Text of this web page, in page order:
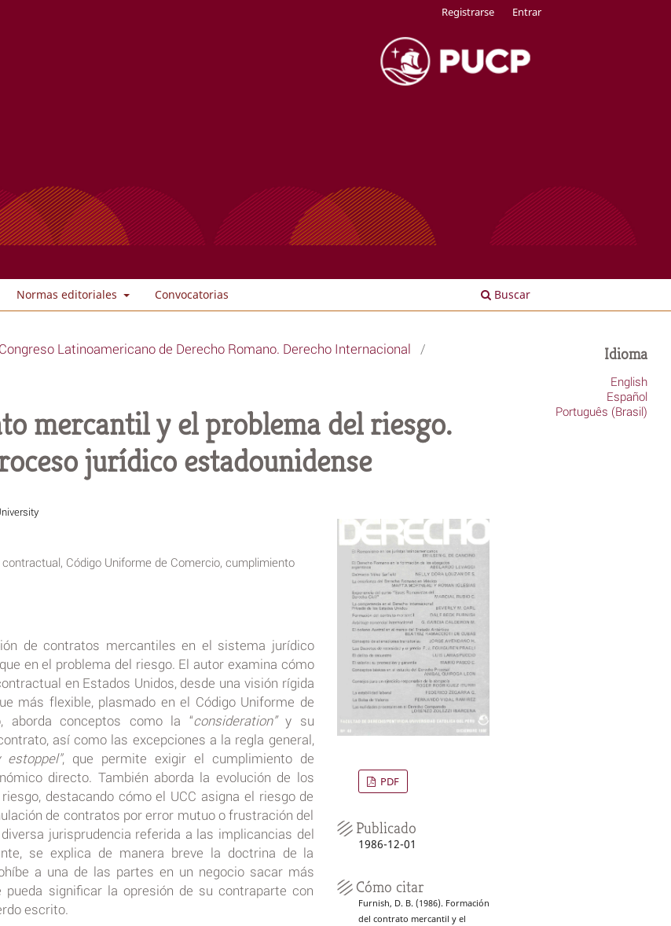
Normas editoriales Convocatorias Buscar
Registrarse Entrar
Latinoamericano de Derecho Romano. Derecho Internacional /
mercantil y el problema del riesgo.
jurídico estadounidense
Código Uniforme de Comercio, cumplimiento
de contratos mercantiles en el sistema jurídico
en el problema del riesgo. El autor examina cómo
en Estados Unidos, desde una visión rígida
más flexible, plasmado en el Código Uniforme de
aborda conceptos como la “consideration”y su
así como las excepciones a la regla general,
estoppel", que permite exigir el cumplimiento de
directo. También aborda la evolución de los
destacando cómo el UCC asigna el riesgo de
de contratos por error mutuo o frustración del
jurisprudencia referida a las implicancias del
se explica de manera breve la doctrina de la
a una de las partes en un negocio sacar más
pueda significar la opresión de su contraparte con
escrito.
PDF
Publicado
1986-12-01
Cómo citar
Furnish, D. B. (1986). Formación
del contrato mercantil y el
Idioma
English
Español
Português (Brasil)